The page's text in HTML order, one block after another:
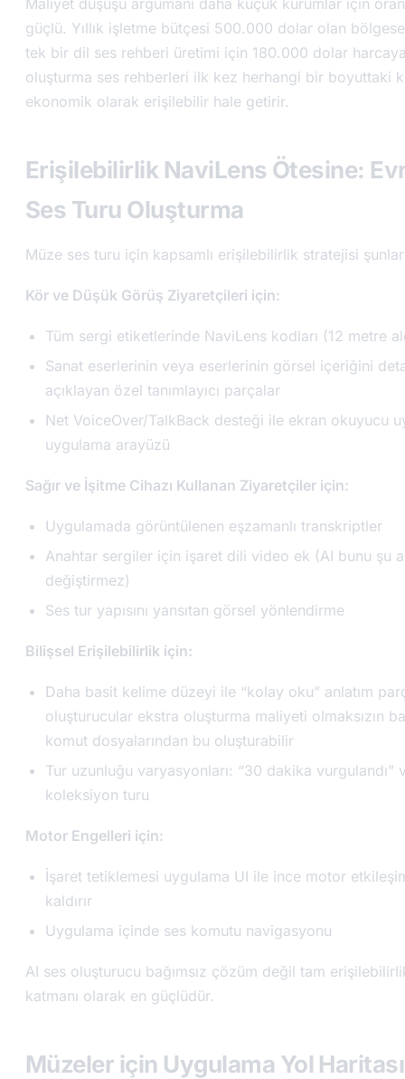
güçlü. Yıllık işletme bütçesi 500.000 dolar olan
tek bir dil ses rehberi üretimi için 180.000 dolar
oluşturma ses rehberleri ilk kez herhangi bir boyuttaki
ekonomik olarak erişilebilir hale getirir.
Erişilebilirlik NaviLens Ötesine:
Ses Turu Oluşturma
Müze ses turu için kapsamlı erişilebilirlik stratejisi
Kör ve Düşük Görüş Ziyaretçileri için:
Tüm sergi etiketlerinde NaviLens kodları (12 metre
Sanat eserlerinin veya eserlerinin görsel içeriğini
açıklayan özel tanımlayıcı parçalar
Net VoiceOver/TalkBack desteği ile ekran okuyucu
uygulama arayüzü
Sağır ve İşitme Cihazı Kullanan Ziyaretçiler için:
Uygulamada görüntülenen eşzamanlı transkriptler
Anahtar sergiler için işaret dili video ek (AI bunu şu
değiştirmez)
Ses tur yapısını yansıtan görsel yönlendirme
Bilişsel Erişilebilirlik için:
Daha basit kelime düzeyi ile “kolay oku” anlatım
oluşturucular ekstra oluşturma maliyeti olmaksızın
komut dosyalarından bu oluşturabilir
Tur uzunluğu varyasyonları: “30 dakika vurgulandı”
koleksiyon turu
Motor Engelleri için:
İşaret tetiklemesi uygulama UI ile ince motor
kaldırır
Uygulama içinde ses komutu navigasyonu
AI ses oluşturucu bağımsız çözüm değil tam
katmanı olarak en güçlüdür.
Müzeler için Uygulama Yol Haritası